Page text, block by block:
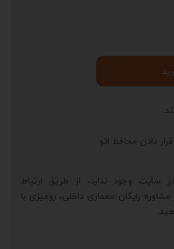
دادن محافظ اتو
وجود ندارد، از طریق ارتباط
رایگان معماری داخلی، رومیزی با